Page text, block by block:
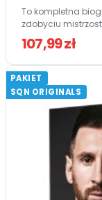
To kompletna
zdobyciu
107,99 zł
PAKIET
SQN ORIGINALS